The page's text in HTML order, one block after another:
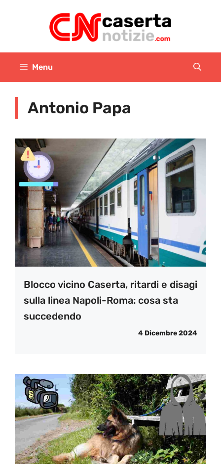
Menu
Antonio Papa
Blocco vicino Caserta, ritardi e disagi
sulla linea Napoli-Roma: cosa sta
succedendo
4 Dicembre 2024